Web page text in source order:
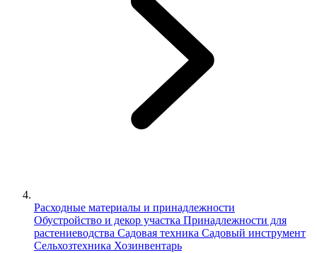
Расходные материалы и принадлежности
Обустройство и декор участка Принадлежности для
растениеводства Садовая техника Садовый инструмент
Сельхозтехника Хозинвентарь